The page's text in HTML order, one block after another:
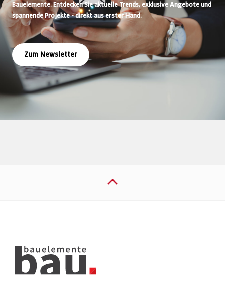
Bauelemente. Entdecken Sie aktuelle Trends, exklusive Angebote und
spannende Projekte - direkt aus erster Hand.
Zum Newsletter